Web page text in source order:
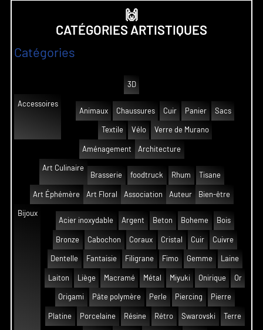
🙌
CATÉGORIES ARTISTIQUES
Catégories
3D
Accessoires
Animaux
Chaussures Cuir Panier Sacs
Textile Vélo Verre de Murano
Aménagement Architecture
Art Culinaire
Brasserie
foodtruck Rhum Tisane
Art Éphémère Art Floral Association Auteur Bien-être
Bijoux
Acier inoxydable
Argent Beton Boheme Bois
Bronze Cabochon Coraux Cristal Cuir Cuivre
Dentelle Fantaisie Filigrane Fimo Gemme Laine
Laiton Liège Macramé Métal Miyuki Onirique Or
Origami Pâte polymère Perle Piercing Pierre
Platine Porcelaine Résine Rétro Swarovski Terre